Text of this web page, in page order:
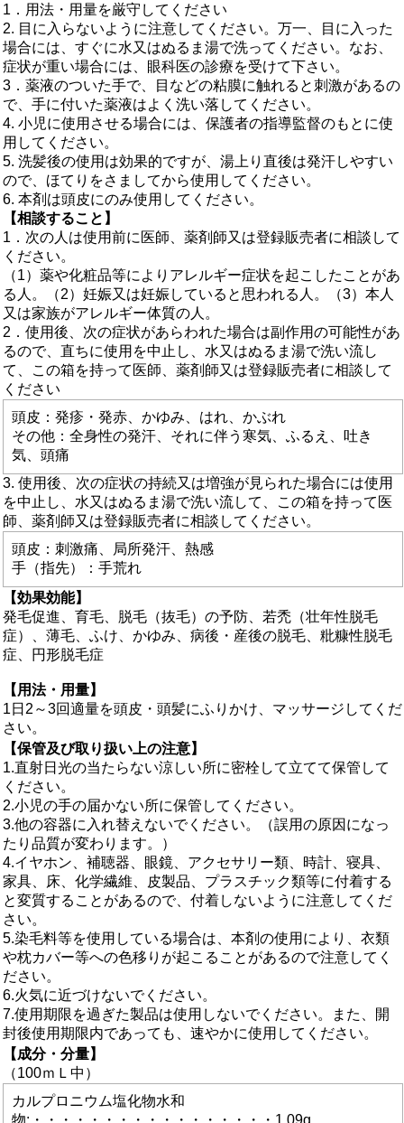
1．用法・用量を厳守してください
2. 目に入らないように注意してください。万一、目に入った
場合には、すぐに水又はぬるま湯で洗ってください。なお、
症状が重い場合には、眼科医の診療を受けて下さい。
3．薬液のついた手で、目などの粘膜に触れると刺激があるの
で、手に付いた薬液はよく洗い落してください。
4. 小児に使用させる場合には、保護者の指導監督のもとに使
用してください。
5. 洗髪後の使用は効果的ですが、湯上り直後は発汗しやすい
ので、ほてりをさましてから使用してください。
6. 本剤は頭皮にのみ使用してください。
【相談すること】
1．次の人は使用前に医師、薬剤師又は登録販売者に相談して
ください。
（1）薬や化粧品等によりアレルギー症状を起こしたことがあ
る人。（2）妊娠又は妊娠していると思われる人。（3）本人
又は家族がアレルギー体質の人。
2．使用後、次の症状があらわれた場合は副作用の可能性があ
るので、直ちに使用を中止し、水又はぬるま湯で洗い流し
て、この箱を持って医師、薬剤師又は登録販売者に相談して
ください
頭皮：発疹・発赤、かゆみ、はれ、かぶれ
その他：全身性の発汗、それに伴う寒気、ふるえ、吐き
気、頭痛
3. 使用後、次の症状の持続又は増強が見られた場合には使用
を中止し、水又はぬるま湯で洗い流して、この箱を持って医
師、薬剤師又は登録販売者に相談してください。
頭皮：刺激痛、局所発汗、熱感
手（指先）：手荒れ
【効果効能】
発毛促進、育毛、脱毛（抜毛）の予防、若禿（壮年性脱毛
症）、薄毛、ふけ、かゆみ、病後・産後の脱毛、粃糠性脱毛
症、円形脱毛症
【用法・用量】
1日2～3回適量を頭皮・頭髪にふりかけ、マッサージしてくだ
さい。
【保管及び取り扱い上の注意】
1.直射日光の当たらない涼しい所に密栓して立てて保管して
ください。
2.小児の手の届かない所に保管してください。
3.他の容器に入れ替えないでください。（誤用の原因になっ
たり品質が変わります。）
4.イヤホン、補聴器、眼鏡、アクセサリー類、時計、寝具、
家具、床、化学繊維、皮製品、プラスチック類等に付着する
と変質することがあるので、付着しないように注意してくだ
さい。
5.染毛料等を使用している場合は、本剤の使用により、衣類
や枕カバー等への色移りが起こることがあるので注意してく
ださい。
6.火気に近づけないでください。
7.使用期限を過ぎた製品は使用しないでください。また、開
封後使用期限内であっても、速やかに使用してください。
【成分・分量】
（100ｍＬ中）
カルプロニウム塩化物水和
物:・・・・・・・・・・・・・・・・・1.09g